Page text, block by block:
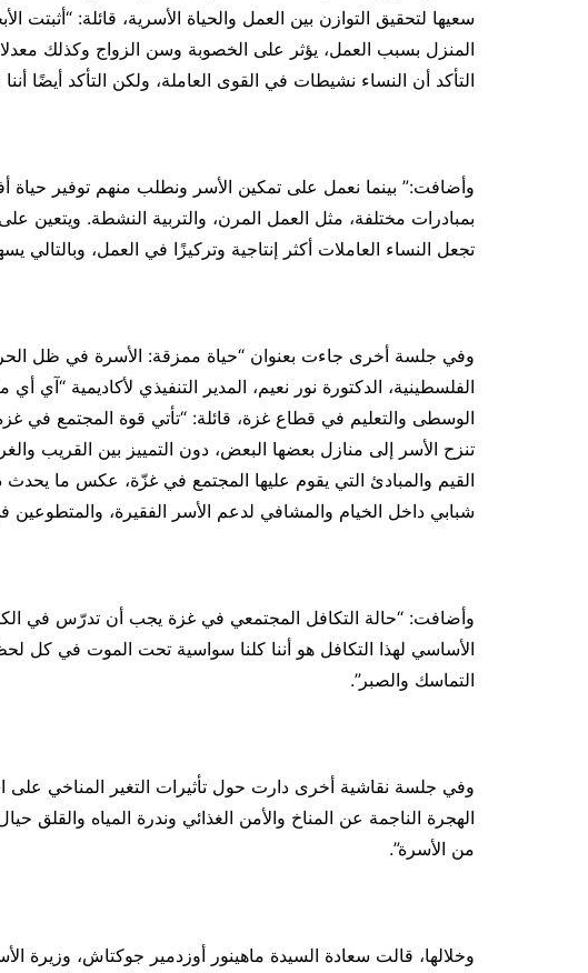
سعيها لتحقيق التوازن بين العمل والحياة الأسرية، قائلة: “أثبتت
المنزل بسبب العمل، يؤثر على الخصوبة وسن الزواج وكذلك
التأكد أن النساء نشيطات في القوى العاملة، ولكن التأكد أيضًا
وأضافت:” بينما نعمل على تمكين الأسر ونطلب منهم توفير حياة
بمبادرات مختلفة، مثل العمل المرن، والتربية النشطة.
تجعل النساء العاملات أكثر إنتاجية وتركيزًا في العمل،
وفي جلسة أخرى جاءت بعنوان “حياة ممزقة: الأسرة في ظل الحروب
الفلسطينية، الدكتورة نور نعيم، المدير التنفيذي لأكاديمية “آي
الوسطى والتعليم في قطاع غزة، قائلة: “تأتي قوة المجتمع في
تنزح الأسر إلى منازل بعضها البعض، دون التمييز بين القريب
القيم والمبادئ التي يقوم عليها المجتمع في غزّة، عكس ما
شبابي داخل الخيام والمشافي لدعم الأسر الفقيرة،
وأضافت: “حالة التكافل المجتمعي في غزة يجب أن تدرّس في
الأساسي لهذا التكافل هو أننا كلنا سواسية تحت الموت في كل
التماسك والصبر”.
وفي جلسة نقاشية أخرى دارت حول تأثيرات التغير المناخي على
الهجرة الناجمة عن المناخ والأمن الغذائي وندرة المياه والقلق
من الأسرة”.
وخلالها، قالت سعادة السيدة ماهينور أوزدمير جوكتاش، وزيرة